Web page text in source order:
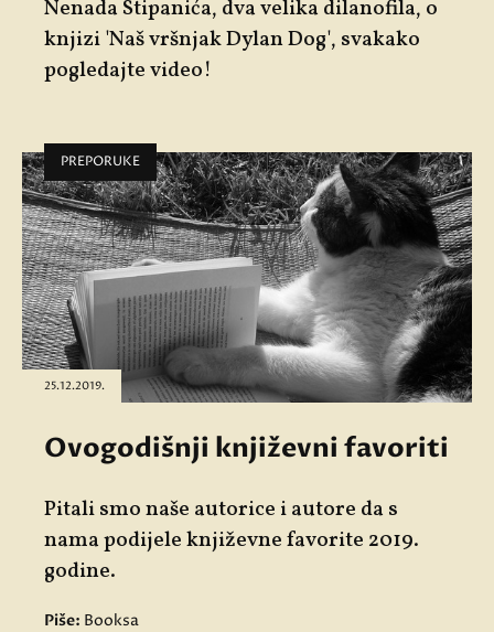
Nenada Stipanića, dva velika dilanofila, o
knjizi 'Naš vršnjak Dylan Dog', svakako
pogledajte video!
PREPORUKE
25.12.2019.
Ovogodišnji književni favoriti
Pitali smo naše autorice i autore da s
nama podijele književne favorite 2019.
godine.
Piše: Booksa